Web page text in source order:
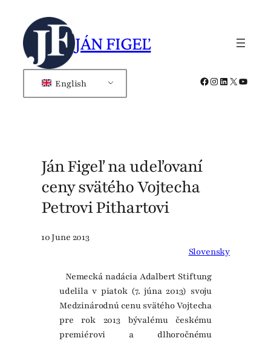
content
JÁN FIGEĽ
English Facebook
Instagram
LinkedIn
X
Ján Figeľ na udeľovaní
ceny svätého Vojtecha
Petrovi Pithartovi
10 June 2013
Slovensky
Nemecká nadácia Adalbert Stiftung
udelila v piatok (7. júna 2013) svoju
Medzinárodnú cenu svätého Vojtecha
pre rok 2013 bývalému českému
premiérovi a dlhoročnému